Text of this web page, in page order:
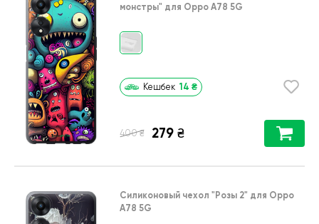
монстры" для Oppo A78 5G
Кешбек 14 ₴
400 ₴ 279 ₴
Силиконовый чехол "Розы 2" для Oppo
A78 5G